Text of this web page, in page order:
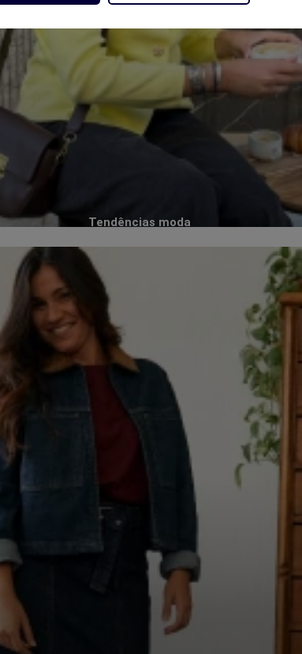
Tendências moda